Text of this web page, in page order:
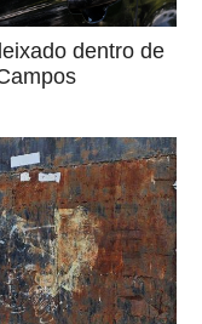
dentro de